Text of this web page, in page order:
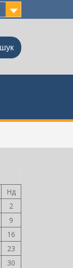
Нд
2
9
16
23
30